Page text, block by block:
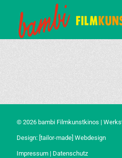
© 2026 bambi Filmkunstkinos |
Design: [tailor-made] Webdesign
Impressum| Datenschutz